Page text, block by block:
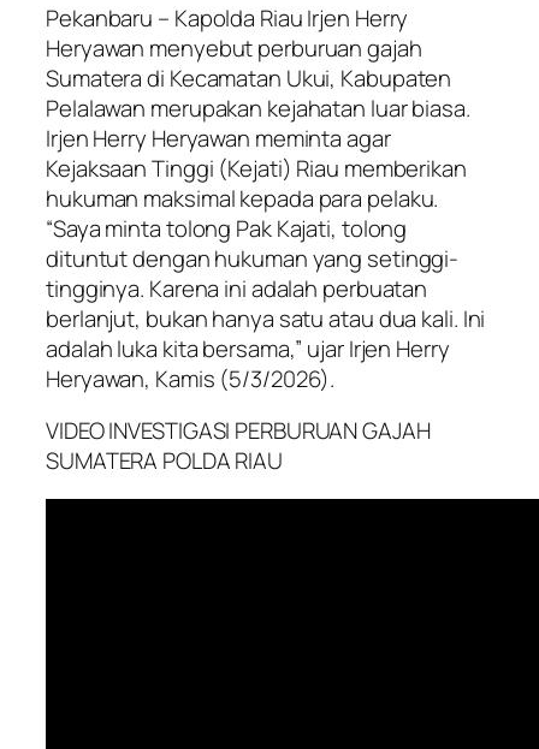
Pekanbaru – Kapolda Riau Irjen Herry
Heryawan menyebut perburuan gajah
Sumatera di Kecamatan Ukui, Kabupaten
Pelalawan merupakan kejahatan luar biasa.
Irjen Herry Heryawan meminta agar
Kejaksaan Tinggi (Kejati) Riau memberikan
hukuman maksimal kepada para pelaku.
“Saya minta tolong Pak Kajati, tolong
dituntut dengan hukuman yang setinggi-
tingginya. Karena ini adalah perbuatan
berlanjut, bukan hanya satu atau dua kali. Ini
adalah luka kita bersama,” ujar Irjen Herry
Heryawan, Kamis (5/3/2026).
VIDEO INVESTIGASI PERBURUAN GAJAH
SUMATERA POLDA RIAU